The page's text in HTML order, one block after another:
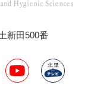
新田500番